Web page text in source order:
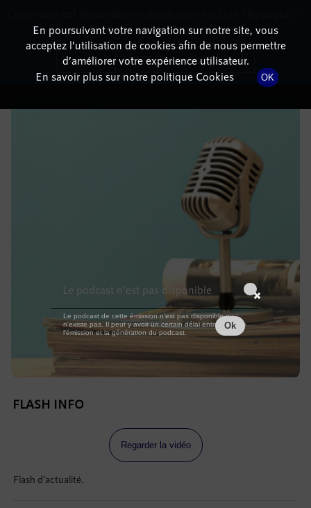
DÉTAILS DE L'ÉPISODE
24 février 2022à 11h59, durée : Invalid date
FLASH INFO
Regarder la vidéo
Flash d'actualité.
En poursuivant votre navigation sur notre site, vous
acceptez l’utilisation de cookies afin de nous permettre
d’améliorer votre expérience utilisateur.
En savoir plus sur notre politique Cookies
OK
dessous pour l'installer.
Non merci Télécharger l'application
Le podcast n'est pas disponible
Le podcast de cette émission n'est pas disponible ou
n'existe pas. Il peut y avoir un certain délai entre la fin de
l'émission et la génération du podcast.
Ok